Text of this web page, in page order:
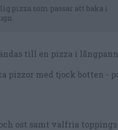
pizza som passar att baka i
till en pizza i
pizzor med tjock botten -
ost samt valfria